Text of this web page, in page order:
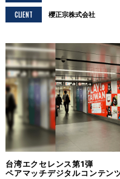
CLIENT 櫻正宗株式会社
台湾エクセレンス第1弾
ペアマッチデジタルコンテン